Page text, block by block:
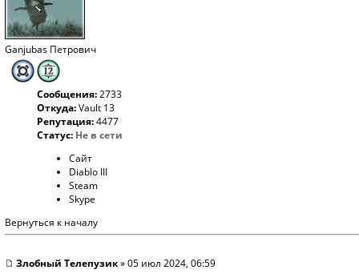
Ganjubas Петрович
Сообщения:2733
Откуда:Vault 13
Репутация:4477
Статус: Не в сети
Сайт
Diablo III
Steam
Skype
Вернуться к началу
Злобный Телепузик» 05 июл 2024, 06:59